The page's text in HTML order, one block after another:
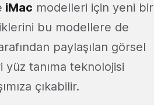
iMac modelleri için yeni bir
bu modellere de
paylaşılan görsel
tanıma teknolojisi
çıkabilir.